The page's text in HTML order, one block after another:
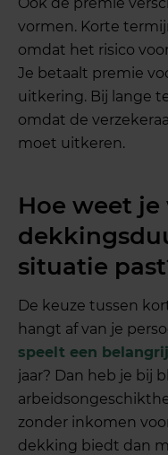
Ook de premie
vormen. Korte
omdat het risico
Je betaalt premie
uitkering. Bij lange
omdat de
moet uitkeren.
Hoe weet je
situatie
De keuze tussen
hangt af van je
speelt een
jaar? Dan heb je bij
zonder inkomen
dekking biedt dan